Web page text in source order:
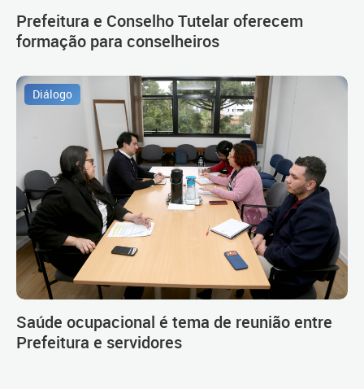
Prefeitura e Conselho Tutelar oferecem
formação para conselheiros
Diálogo
Saúde ocupacional é tema de reunião entre
Prefeitura e servidores